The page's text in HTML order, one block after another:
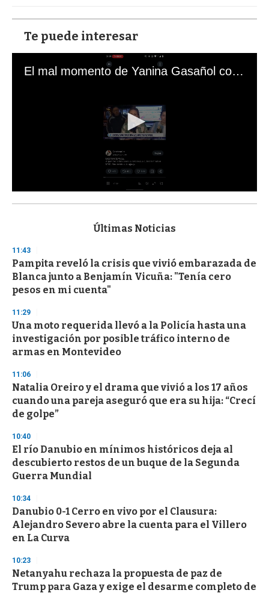
Te puede interesar
El mal momento de Yanina Gasañol con un hincha argentino en "Subrayado"
s
d
s
o
f
3
s
e
c
o
n
Últimas Noticias
11:43
Pampita reveló la crisis que vivió embarazada de
Blanca junto a Benjamín Vicuña: "Tenía cero
pesos en mi cuenta"
11:29
Una moto requerida llevó a la Policía hasta una
investigación por posible tráfico interno de
armas en Montevideo
11:06
Natalia Oreiro y el drama que vivió a los 17 años
cuando una pareja aseguró que era su hija: “Crecí
de golpe”
10:40
El río Danubio en mínimos históricos deja al
descubierto restos de un buque de la Segunda
Guerra Mundial
10:34
Danubio 0-1 Cerro en vivo por el Clausura:
Alejandro Severo abre la cuenta para el Villero
en La Curva
10:23
Netanyahu rechaza la propuesta de paz de
Trump para Gaza y exige el desarme completo de